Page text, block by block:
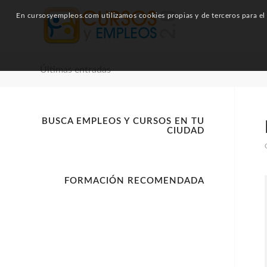
Últimas entradas
BUSCA EMPLEOS Y CURSOS EN TU
CIUDAD
FORMACIÓN RECOMENDADA
En cursosyempleos.com utilizamos cookies propias y de terceros para